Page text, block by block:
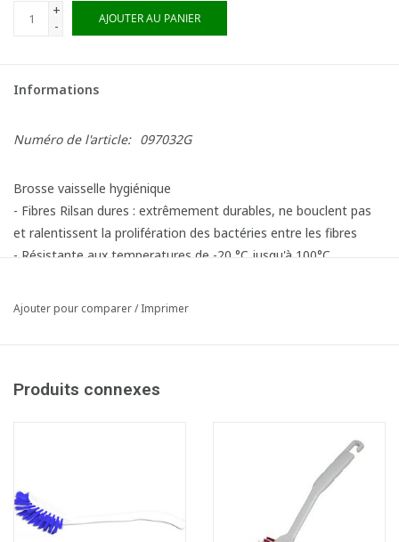
+
-
AJOUTER AU PANIER
Informations
Numéro de l'article: 097032G
Brosse vaisselle hygiénique
- Fibres Rilsan dures : extrêmement durables, ne bouclent pas
et ralentissent la prolifération des bactéries entre les fibres
- Résistante aux temperatures de -20 °C jusqu'à 100°C
Fiche produit
Ajouter pour comparer/Imprimer
Produits connexes